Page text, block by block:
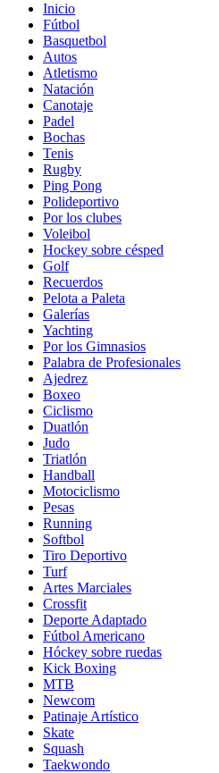
Inicio
Fútbol
Basquetbol
Autos
Atletismo
Natación
Canotaje
Padel
Bochas
Tenis
Rugby
Ping Pong
Polideportivo
Por los clubes
Voleibol
Hockey sobre césped
Golf
Recuerdos
Pelota a Paleta
Galerías
Yachting
Por los Gimnasios
Palabra de Profesionales
Ajedrez
Boxeo
Ciclismo
Duatlón
Judo
Triatlón
Handball
Motociclismo
Pesas
Running
Softbol
Tiro Deportivo
Turf
Artes Marciales
Crossfit
Deporte Adaptado
Fútbol Americano
Hóckey sobre ruedas
Kick Boxing
MTB
Newcom
Patinaje Artístico
Skate
Squash
Taekwondo